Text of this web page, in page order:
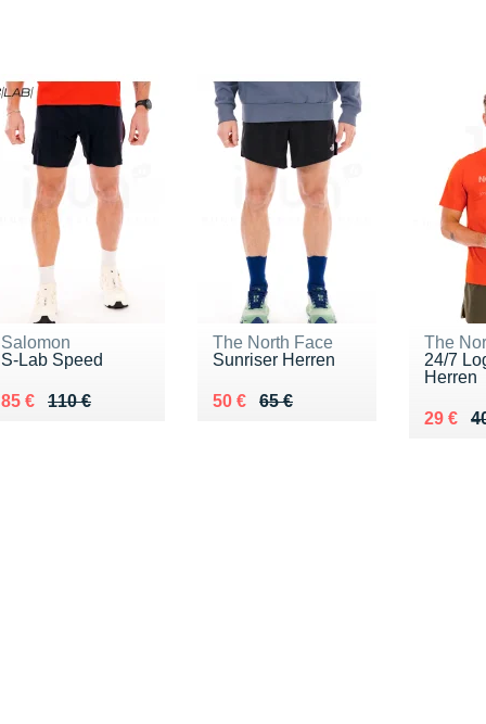
Salomon
S-Lab Speed
110 €
Au lieu de 110 €
85 €
Vendu 85 €
The North Face
Sunriser Herren
65 €
Au lieu de 65 €
50 €
Vendu 50 €
The
24/7
Herren
Au lieu
29 €
Vendu